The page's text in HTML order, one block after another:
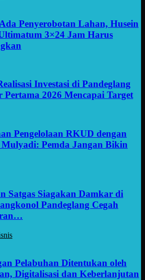
Penyerobotan Lahan, Husein
3×24 Jam Harus
Investasi di Pandeglang
Pertama 2026 Mencapai Target
Pengelolaan RKUD dengan
Pemda Jangan Bikin
Satgas Siagakan Damkar di
Pandeglang Cegah
Pelabuhan Ditentukan oleh
Digitalisasi dan Keberlanjutan